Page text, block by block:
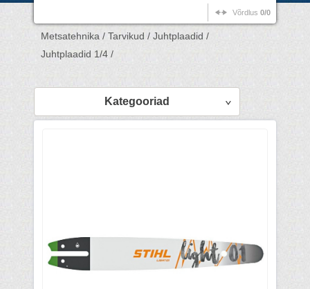
Võrdlus 0/0
Metsatehnika / Tarvikud / Juhtplaadid /
Juhtplaadid 1/4 /
Kategooriad